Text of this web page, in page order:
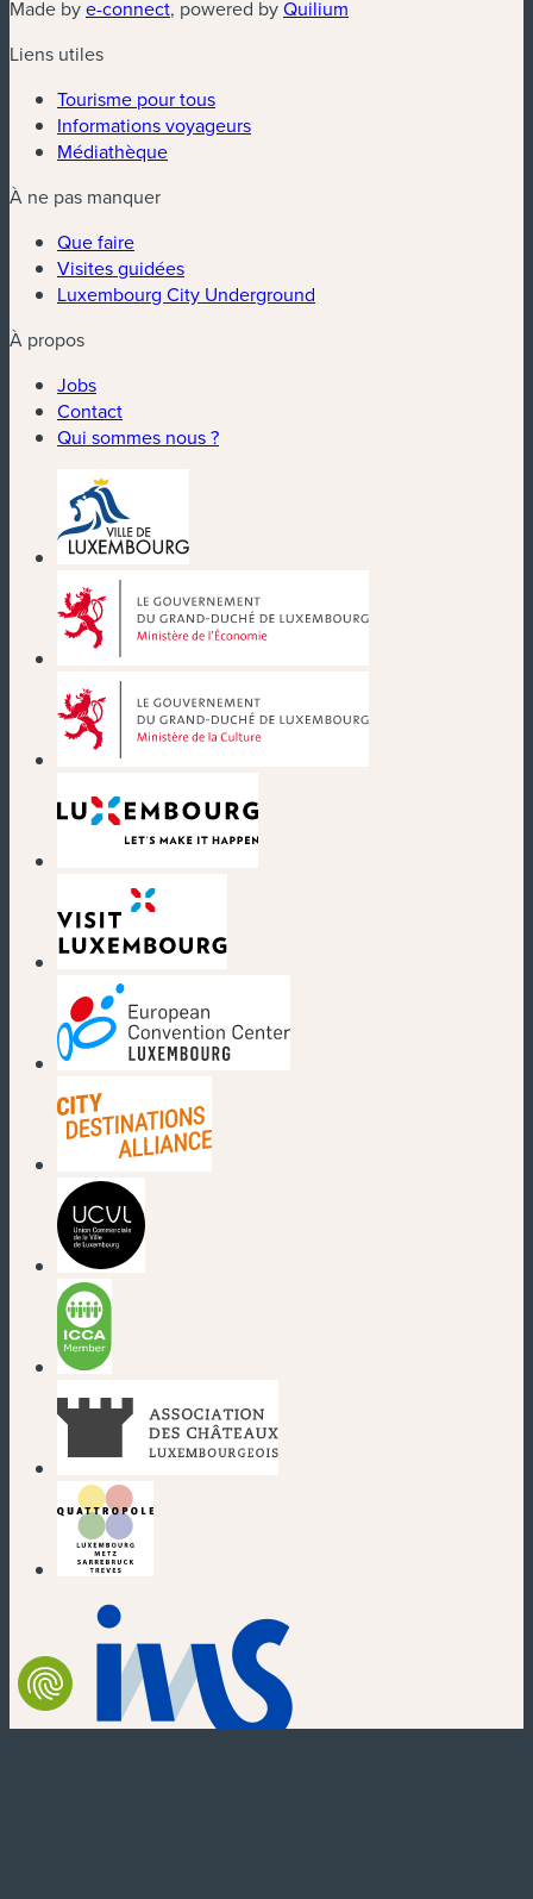
Made bye-connect(nouvelle fenêtre)
, powered byQuilium
Liens utiles
Tourisme pour tous
Informations voyageurs
Médiathèque
À ne pas manquer
Que faire
Visites guidées
Luxembourg City Underground
À propos
Jobs
Contact
Qui sommes nous ?